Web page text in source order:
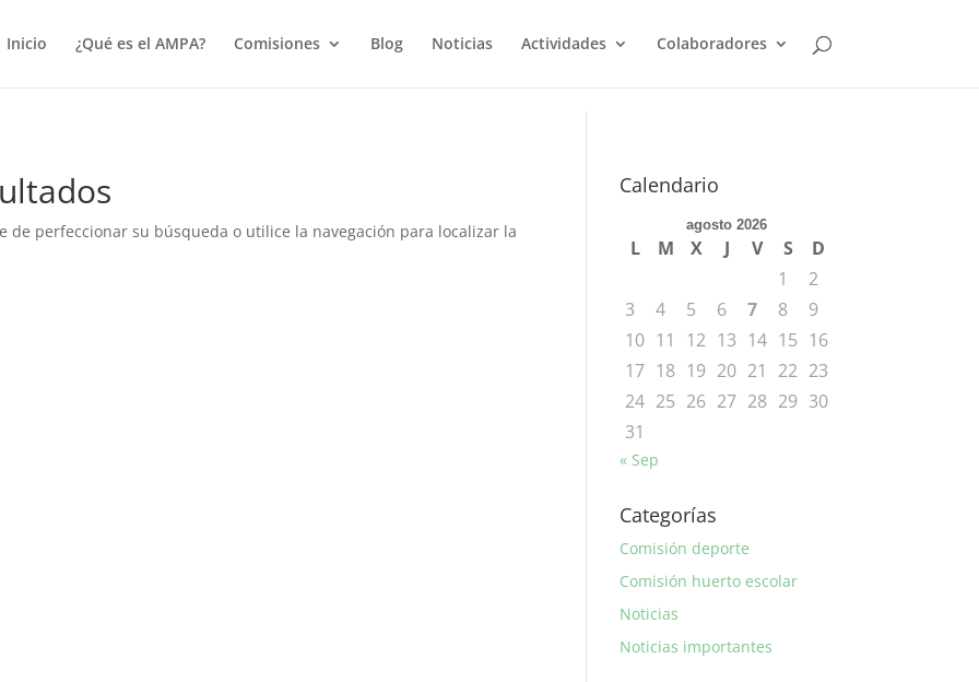
Inicio
¿Qué es el AMPA? Comisiones Blog Noticias Actividades Colaboradores
de perfeccionar su búsqueda o utilice la navegación para localizar la
Calendario
agosto 2026
L M X J V S
D
1
2
3
4 5 6 7 8
9
10 11 12 13 14 15 16
17 18 19 20 21 22 23
24 25 26 27 28 29 30
31
« Sep
Categorías
Comisión deporte
Comisión huerto escolar
Noticias
Noticias importantes